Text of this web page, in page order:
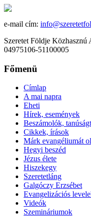
e-mail cím:
Szeretet Földje Közhasznú
04975106-51100005
Főmenü
Címlap
A mai napra
Eheti
Hírek, események
Beszámolók,
Cikkek, írások
Márk evangéliumát
Hegyi beszéd
Jézus élete
Hiszekegy
Szeretetláng
Galgóczy Erzsébet
Evangelizációs
Videók
Szemináriumok